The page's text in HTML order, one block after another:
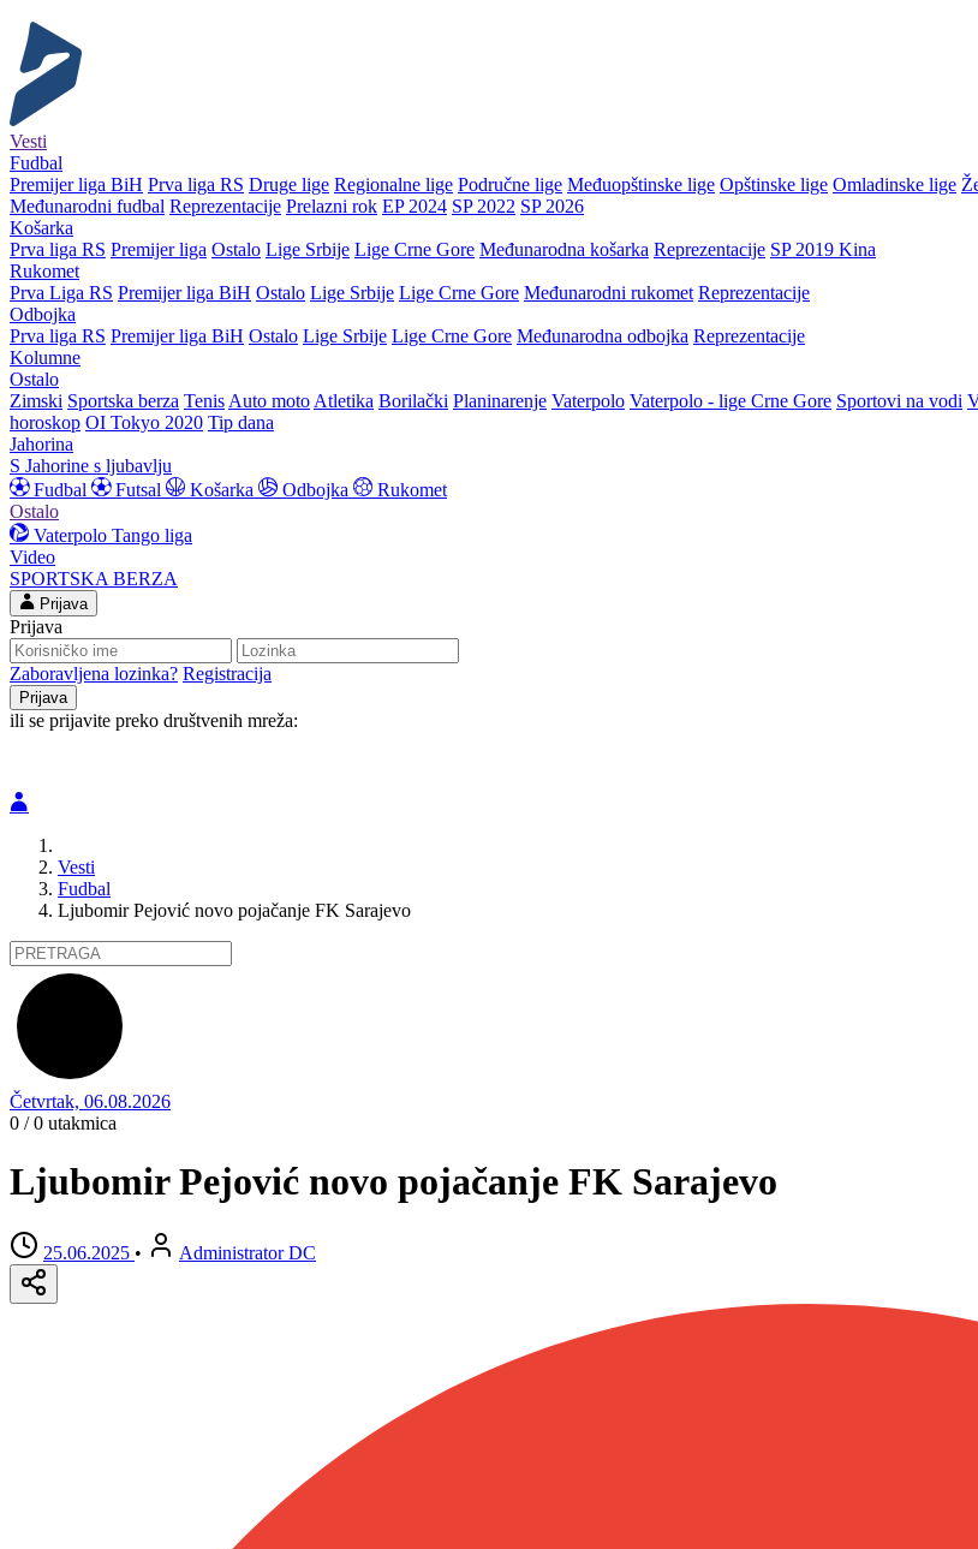
Vesti
Fudbal
Premijer liga BiH Prva liga RS Druge lige Regionalne lige Područne lige Međuopštinske lige Opštinske lige Omladinske lige
Međunarodni fudbal Reprezentacije Prelazni rok EP 2024 SP 2022 SP 2026
Košarka
Prva liga RS Premijer liga Ostalo Lige Srbije Lige Crne Gore Međunarodna košarka Reprezentacije SP 2019 Kina
Rukomet
Prva Liga RS Premijer liga BiH Ostalo Lige Srbije Lige Crne Gore Međunarodni rukomet Reprezentacije
Odbojka
Prva liga RS Premijer liga BiH Ostalo Lige Srbije Lige Crne Gore Međunarodna odbojka Reprezentacije
Kolumne
Ostalo
Zimski Sportska berza Tenis Auto moto Atletika Borilački Planinarenje Vaterpolo Vaterpolo - lige Crne Gore Sportovi na vodi
horoskop OI Tokyo 2020 Tip dana
Jahorina
S Jahorine s ljubavlju
Fudbal
Futsal Košarka Odbojka
Rukomet
Ostalo
Vaterpolo Tango liga
Video
SPORTSKA BERZA
Prijava
Prijava
Zaboravljena lozinka? Registracija
ili se prijavite preko društvenih mreža:
Vesti
Fudbal
Ljubomir Pejović novo pojačanje FK Sarajevo
Četvrtak, 06.08.2026
0 / 0 utakmica
Ljubomir Pejović novo pojačanje FK Sarajevo
25.06.2025 • Administrator DC